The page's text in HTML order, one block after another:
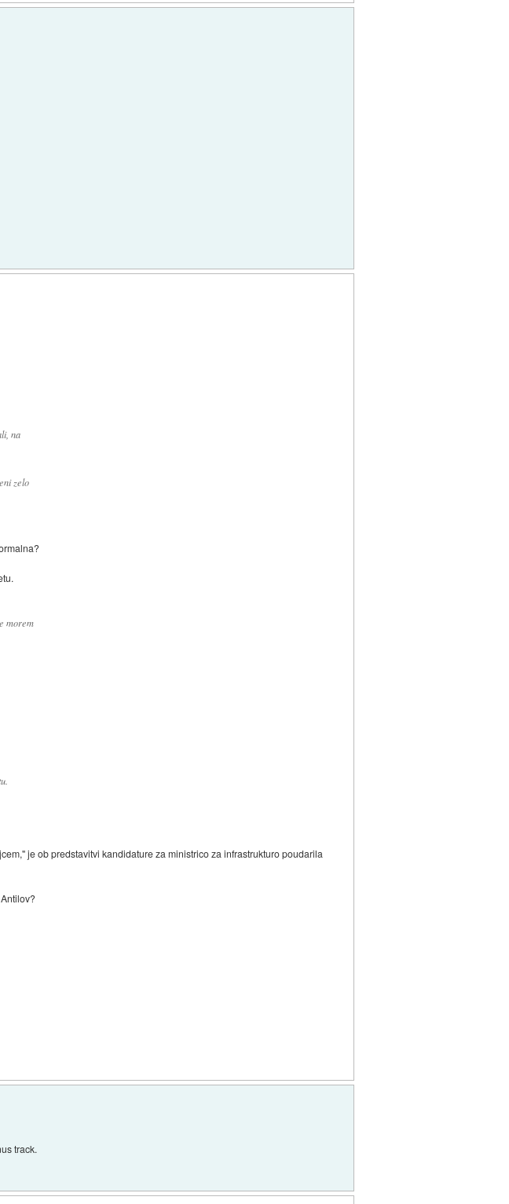
na
zelo
morem
je ob predstavitvi kandidature za ministrico za infrastrukturo poudarila
track.